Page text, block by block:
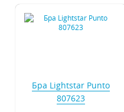
Бра Lightstar Punto
807623